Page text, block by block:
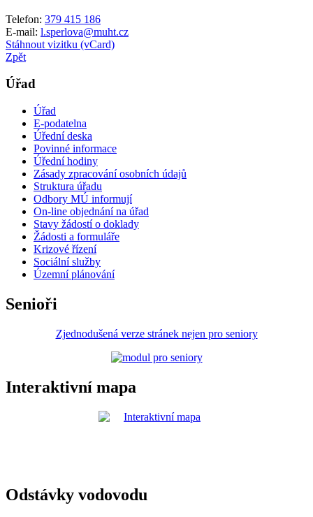
Telefon: 379 415 186
E-mail: l.sperlova@muht.cz
Stáhnout vizitku (vCard)
Zpět
Úřad
Úřad
E-podatelna
Úřední deska
Povinné informace
Úřední hodiny
Zásady zpracování osobních údajů
Struktura úřadu
Odbory MÚ informují
On-line objednání na úřad
Stavy žádostí o doklady
Žádosti a formuláře
Krizové řízení
Sociální služby
Územní plánování
Senioři
Zjednodušená verze stránek nejen pro seniory
Interaktivní mapa
Odstávky vodovodu